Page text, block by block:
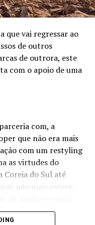
que vai regressar ao
de outros
de outrora, este
com o apoio de uma
com, a
que não era mais
com um restyling
as virtudes do
Coreia do Sul até
não mais esteve
sejam de asfalto ou